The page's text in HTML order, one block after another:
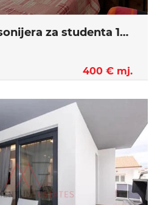
Belveder, garsonijera za studenta 15.9.-1.7.
400 € mj.